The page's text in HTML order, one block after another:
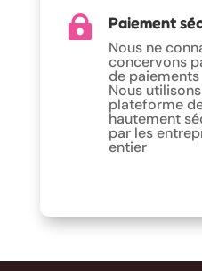
 Paiement
Nous ne
concervons
de paiements
Nous
plateforme
hautement
par les
entier